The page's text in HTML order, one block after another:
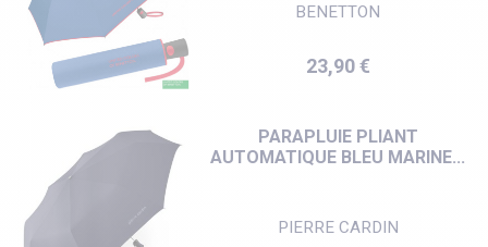
BENETTON
Prix
23,90 €
PARAPLUIE PLIANT
AUTOMATIQUE BLEU MARINE...
PIERRE CARDIN